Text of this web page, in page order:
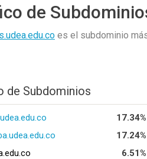
de
es el subdominio
de Subdominios
17.34%
17.24%
6.51%